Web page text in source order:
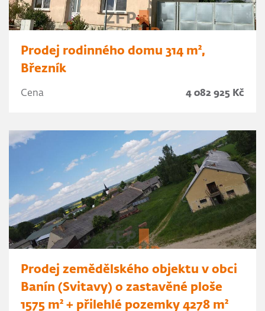
Prodej rodinného domu 314 m²,
Březník
Cena 4 082 925 Kč
Prodej zemědělského objektu v obci
Banín (Svitavy) o zastavěné ploše
1575 m² + přilehlé pozemky 4278 m²